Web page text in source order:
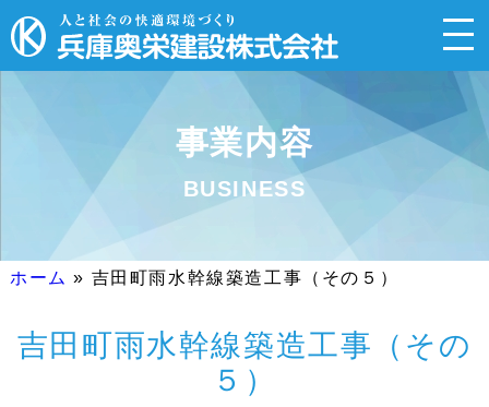
事業内容
BUSINESS
ホーム » 吉田町雨水幹線築造工事（その５）
吉田町雨水幹線築造工事（その
５）